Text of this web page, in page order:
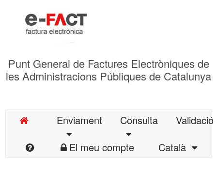
Punt General de Factures Electròniques de
les Administracions Públiques de Catalunya
Enviament Consulta
Validació
El meu compte
Català